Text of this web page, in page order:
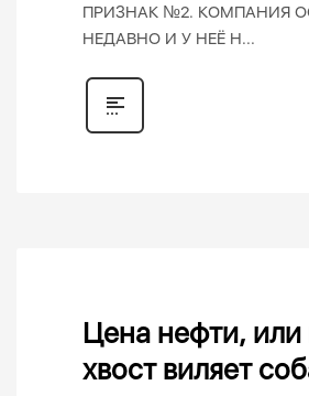
ПРИЗНАК №2. КОМПАНИЯ
НЕДАВНО И У НЕЁ Н...
Цена нефти, или
хвост виляет